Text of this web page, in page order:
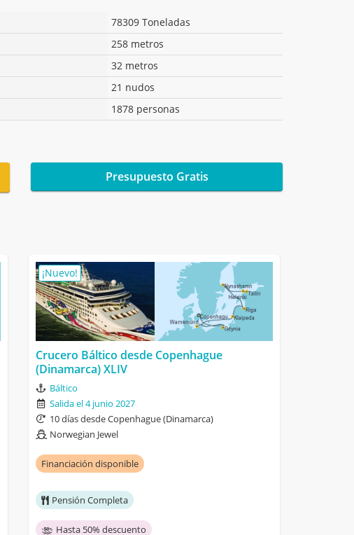
78309 Toneladas
258 metros
32 metros
21 nudos
1878 personas
Presupuesto Gratis
¡Nuevo!
Crucero Báltico desde Copenhague
(Dinamarca) XLIV
Báltico
Salida el 4 junio 2027
10 días desde Copenhague (Dinamarca)
Norwegian Jewel
Financiación disponible
Pensión Completa
Hasta 50% descuento